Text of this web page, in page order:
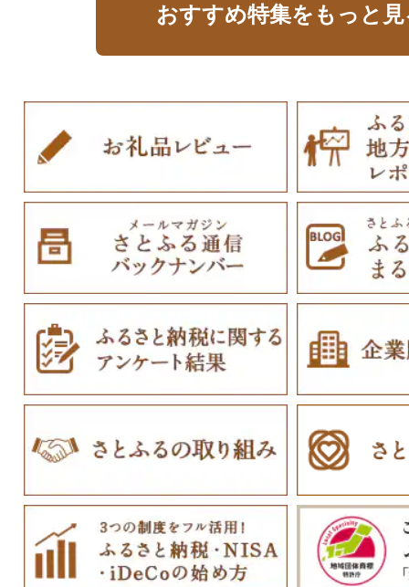
おすすめ特集をもっと